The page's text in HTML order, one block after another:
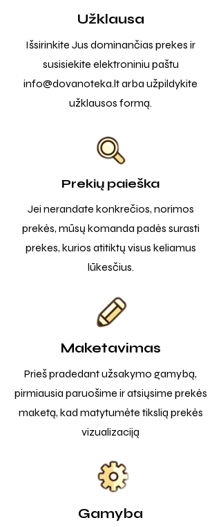
Užklausa
Išsirinkite Jus dominančias prekes ir
susisiekite elektroniniu paštu
info@dovanoteka.ltarba užpildykite
užklausos formą.
Prekių paieška
Jei nerandate konkrečios, norimos
prekės, mūsų komanda padės surasti
prekes, kurios atitiktų visus keliamus
lūkesčius.
Maketavimas
Prieš pradedant užsakymo gamybą,
pirmiausia paruošime ir atsiųsime prekės
maketą, kad matytumėte tikslią prekės
vizualizaciją
Gamyba